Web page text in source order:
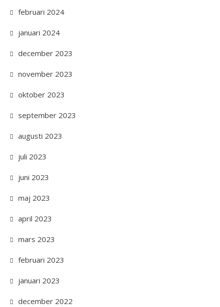
februari 2024
januari 2024
december 2023
november 2023
oktober 2023
september 2023
augusti 2023
juli 2023
juni 2023
maj 2023
april 2023
mars 2023
februari 2023
januari 2023
december 2022